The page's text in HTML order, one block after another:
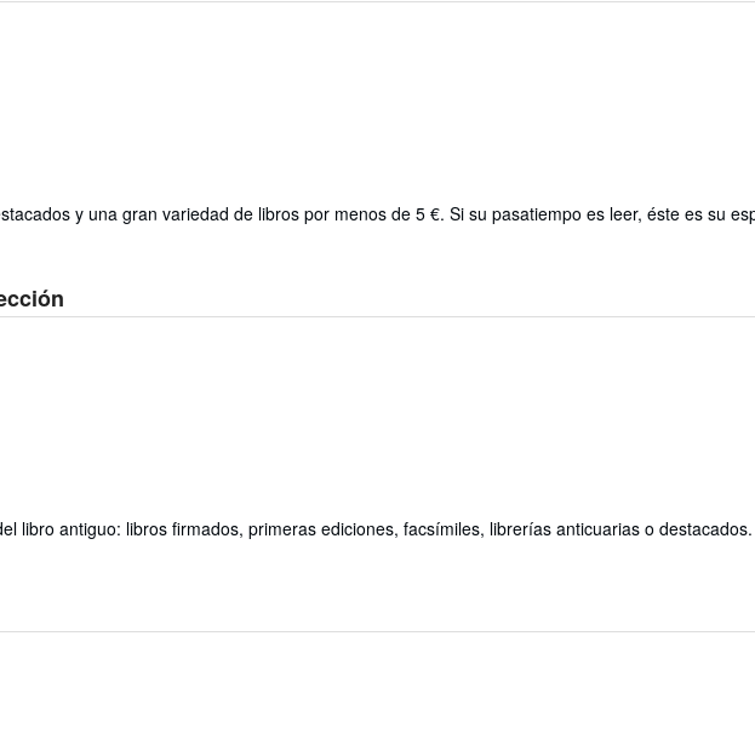
y una gran variedad de libros por menos de 5 €. Si su pasatiempo es leer, éste es su
libro antiguo: libros firmados, primeras ediciones, facsímiles, librerías anticuarias o destacados.